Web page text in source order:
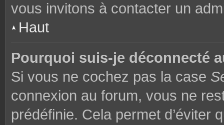
vous invitons à contacter un
Haut
Pourquoi suis-je déconnecté
Si vous ne cochez pas la case
connexion au forum, vous ne
prédéfinie. Cela permet d’éviter